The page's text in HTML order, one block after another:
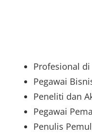
Profesional
Pegawai
Peneliti dan
Pegawai
Penulis